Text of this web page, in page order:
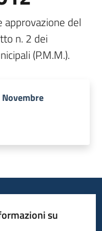
approvazione del
n. 2 dei
(P.M.M.).
su